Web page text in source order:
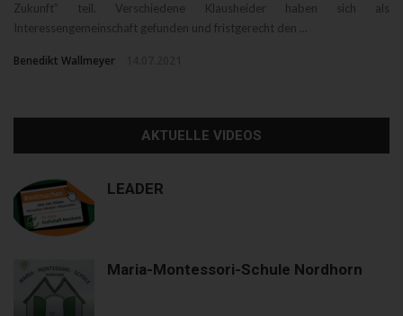
Zukunft” teil. Verschiedene Klausheider haben sich als
Interessengemeinschaft gefunden und fristgerecht den ...
Benedikt Wallmeyer
AKTUELLE VIDEOS
LEADER
Maria-Montessori-Schule Nordhorn